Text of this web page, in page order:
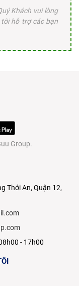
Khách vui lòng
hỗ trợ các bạn
Group.
Thới An, Quận 12,
- 17h00